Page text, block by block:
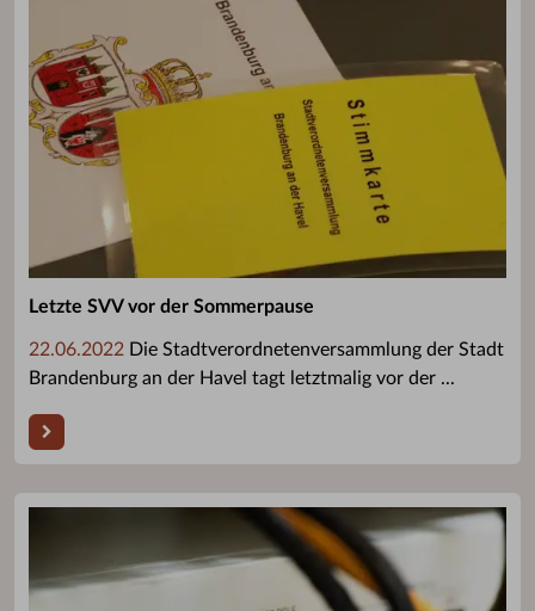
Letzte SVV vor der Sommerpause
22.06.2022 Die Stadtverordnetenversammlung der Stadt
Brandenburg an der Havel tagt letztmalig vor der ...